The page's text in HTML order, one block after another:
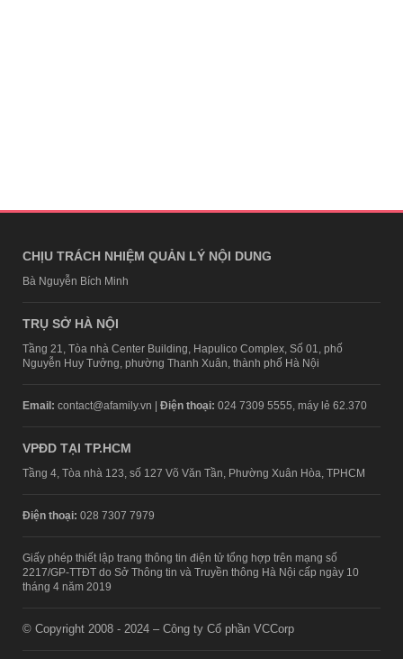
CHỊU TRÁCH NHIỆM QUẢN LÝ NỘI DUNG
Bà Nguyễn Bích Minh
TRỤ SỞ HÀ NỘI
Tầng 21, Tòa nhà Center Building, Hapulico Complex, Số 01, phố
Nguyễn Huy Tưởng, phường Thanh Xuân, thành phố Hà Nội
Email: contact@afamily.vn | Điện thoại: 024 7309 5555, máy lẻ 62.370
VPĐD TẠI TP.HCM
Tầng 4, Tòa nhà 123, số 127 Võ Văn Tần, Phường Xuân Hòa, TPHCM
Điện thoại: 028 7307 7979
Giấy phép thiết lập trang thông tin điện tử tổng hợp trên mạng số
2217/GP-TTĐT do Sở Thông tin và Truyền thông Hà Nội cấp ngày 10
tháng 4 năm 2019
© Copyright 2008 - 2024 – Công ty Cổ phần VCCorp